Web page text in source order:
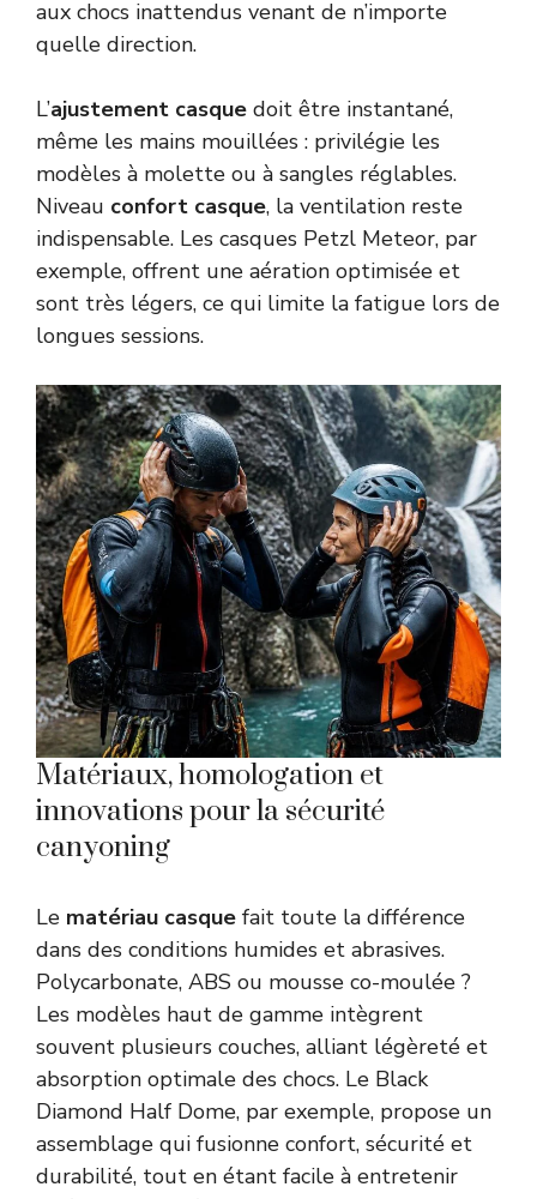
aux chocs inattendus venant de n’importe
quelle direction.
L’ajustement casque doit être instantané,
même les mains mouillées : privilégie les
modèles à molette ou à sangles réglables.
Niveau confort casque, la ventilation reste
indispensable. Les casques Petzl Meteor, par
exemple, offrent une aération optimisée et
sont très légers, ce qui limite la fatigue lors de
longues sessions.
Matériaux, homologation et
innovations pour la sécurité
canyoning
Le matériau casque fait toute la différence
dans des conditions humides et abrasives.
Polycarbonate, ABS ou mousse co-moulée ?
Les modèles haut de gamme intègrent
souvent plusieurs couches, alliant légèreté et
absorption optimale des chocs. Le Black
Diamond Half Dome, par exemple, propose un
assemblage qui fusionne confort, sécurité et
durabilité, tout en étant facile à entretenir